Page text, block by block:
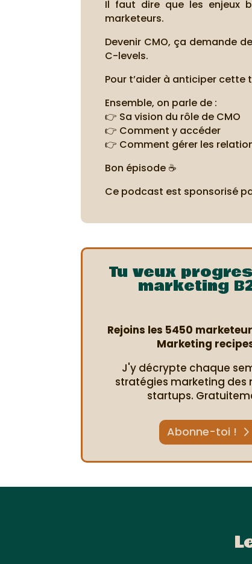
Il faut dire que les enjeux
marketeurs.
Devenir CMO, ça demande
C-levels.
Pour t’aider à anticiper cette
Ensemble, on parle de :
👉 Sa vision du rôle de CMO
👉 Comment y accéder
👉 Comment gérer les
Bon épisode ☕
Ce podcast est sponsorisé
Tu veux
marketing
Rejoins les 5450
Marketing
J'y décrypte chaque
stratégies marketing des
startups.
Abonne-toi !